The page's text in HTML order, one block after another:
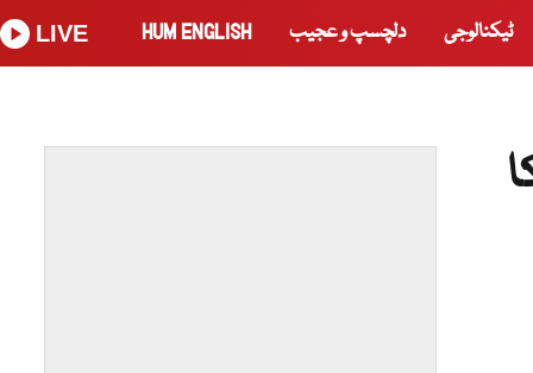
ٹیکنالوجی دلچسپ و عجیب HUM ENGLISH
LIVE